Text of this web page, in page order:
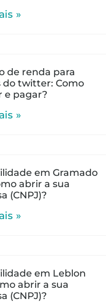
»
de renda para
do twitter: Como
e pagar?
»
em Gramado
abrir a sua
(CNPJ)?
»
em Leblon
abrir a sua
(CNPJ)?